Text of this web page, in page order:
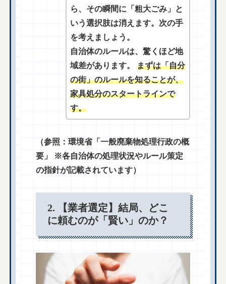
ら、その瞬間に「粗大ごみ」と
いう選択肢は消えます。次の手
を考えましょう。
自治体のルールは、驚くほど地
域差があります。まずは「自分
の街」のルールを知ることが、
家具処分のスタートラインで
す。
（参照：環境省「一般廃棄物処理行政の概
要」 ※各自治体の処理状況やルール策定
の指針が記載されています）
2. 【業者選定】結局、どこ
に頼むのが「賢い」のか？